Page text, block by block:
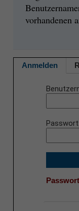
vorhandenen
Anmelden
Passwort